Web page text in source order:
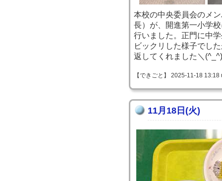
本校の中央委員会のメ
長）が、開進第一小学
行いました。正門に中
ビックリした様子でし
返してくれました＼
【できごと】 2025-11-18
11月18日(火)